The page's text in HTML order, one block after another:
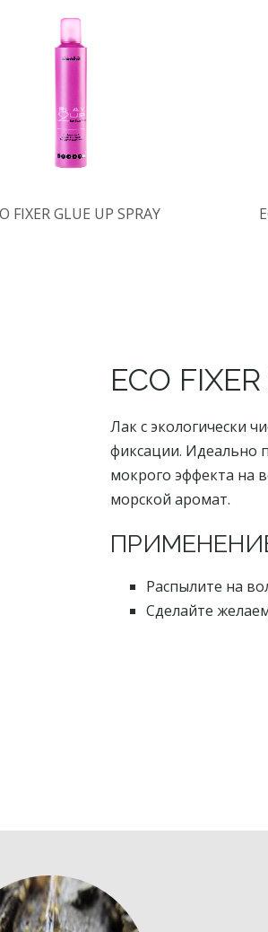
FIXER GLUE UP SPRAY
ECO
Лак с экологически
фиксации. Идеально
мокрого эффекта на
морской аромат.
Распылите на
Сделайте